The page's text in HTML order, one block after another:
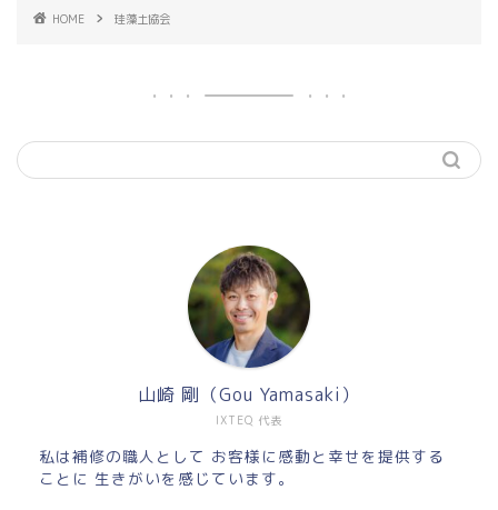
HOME 珪藻土協会
IXTEQ 代表
山崎 剛（Gou Yamasaki）
私は補修の職人として お客様に感動と幸せを提供する
ことに 生きがいを感じています。